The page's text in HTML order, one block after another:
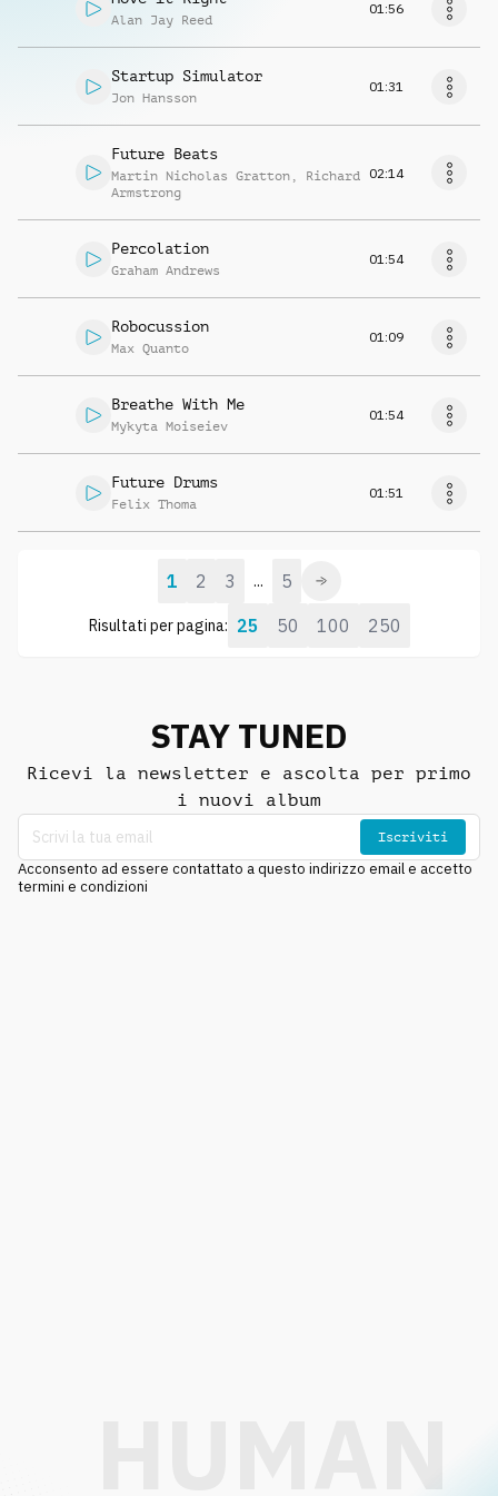
Alan Jay Reed
01:56
Startup Simulator
Jon Hansson
01:31
Future Beats
Martin Nicholas Gratton , Richard
Armstrong
02:14
Percolation
Graham Andrews
01:54
Robocussion
Max Quanto
01:09
Breathe With Me
Mykyta Moiseiev
01:54
Future Drums
Felix Thoma
01:51
Risultati per pagina: 25 50 100 250
1 2 3 ... 5
STAY TUNED
Ricevi la newsletter e ascolta per primo
i nuovi album
Iscriviti
Acconsento ad essere contattato a questo indirizzo email e accetto
termini e condizioni